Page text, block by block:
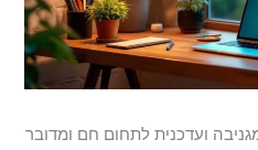
ועדכנית לתחום חם ומדובר